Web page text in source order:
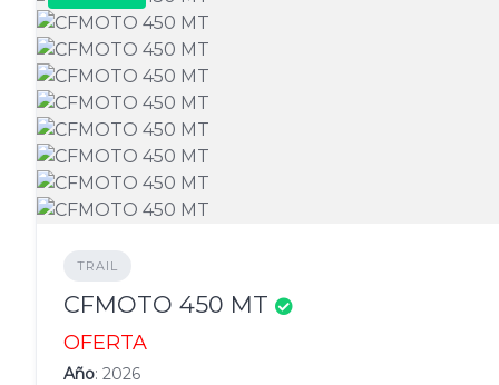
TRAIL
CFMOTO 450 MT
OFERTA
Año: 2026